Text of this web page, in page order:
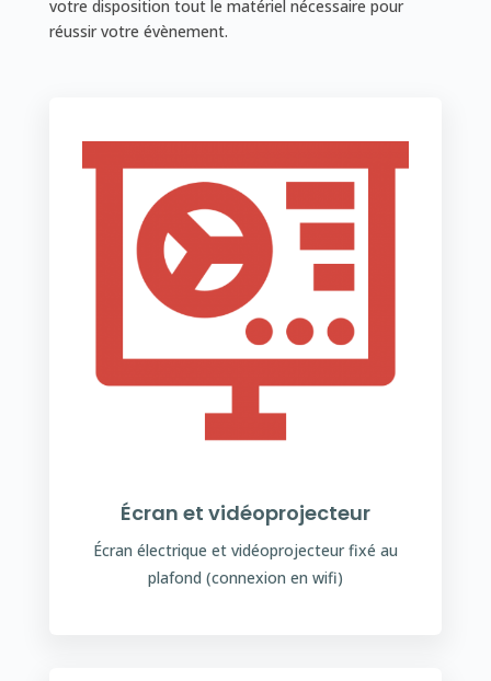
votre disposition tout le matériel nécessaire pour
réussir votre évènement.
Écran et vidéoprojecteur
Écran électrique et vidéoprojecteur fixé au
plafond (connexion en wifi)